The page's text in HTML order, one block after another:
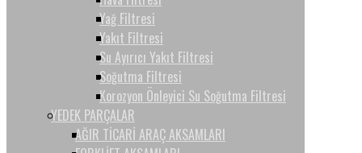
Yağ Filtresi
Yakıt Filtresi
Su Ayırıcı Yakıt Filtresi
Soğutma Filtresi
Korozyon Önleyici Su Soğutma Filtresi
YEDEK PARÇALAR
AĞIR TİCARİ ARAÇ AKSAMLARI